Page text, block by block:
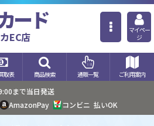
ード
EC店
マイペー
ジ
取表 商品検索 通販一覧 ご利用案内
まで当日発送
AmazonPay コンビニ 払いOK